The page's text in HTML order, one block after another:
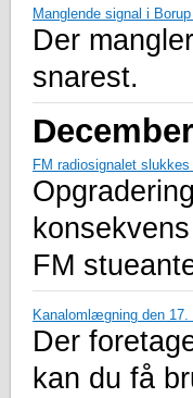
Manglende signal i
Der
snarest.
FM radiosignalet
FM
Kanalomlægning den 17.
Der
kan du få